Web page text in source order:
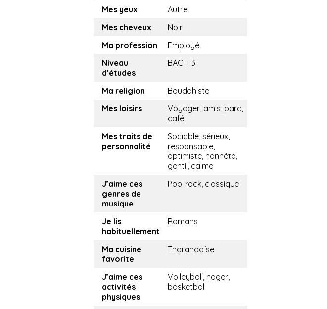
Mes yeux
Autre
Mes cheveux
Noir
Ma profession
Employé
Niveau
d’études
BAC + 3
Ma religion
Bouddhiste
Mes loisirs
Voyager, amis, parc,
café
Mes traits de
personnalité
Sociable, sérieux,
responsable,
optimiste, honnête,
gentil, calme
J’aime ces
genres de
musique
Pop-rock, classique
Je lis
habituellement
Romans
Ma cuisine
favorite
Thailandaïse
J’aime ces
activités
physiques
Volleyball, nager,
basketball